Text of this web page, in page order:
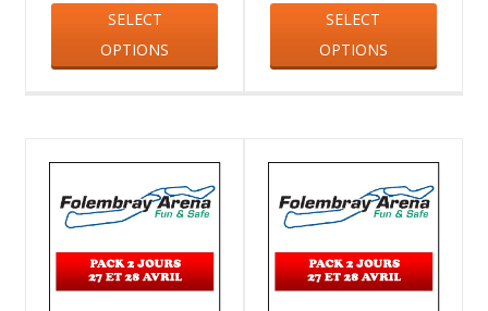
SELECT
OPTIONS
SELECT
OPTIONS